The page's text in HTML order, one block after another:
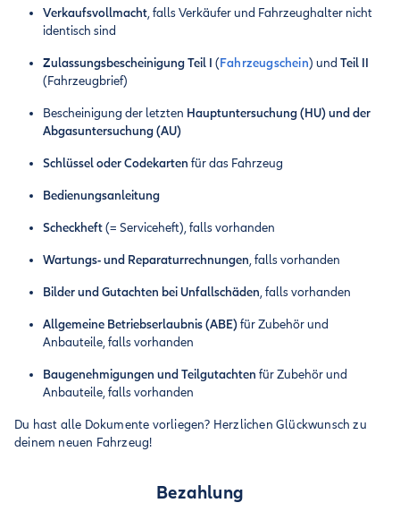
Verkaufsvollmacht, falls Verkäufer und Fahrzeughalter nicht
identisch sind
Zulassungsbescheinigung Teil I (Fahrzeugschein) und Teil II
(Fahrzeugbrief)
Bescheinigung der letzten Hauptuntersuchung (HU) und der
Abgasuntersuchung (AU)
Schlüssel oder Codekarten für das Fahrzeug
Bedienungsanleitung
Scheckheft(= Serviceheft), falls vorhanden
Wartungs- und Reparaturrechnungen, falls vorhanden
Bilder und Gutachten bei Unfallschäden, falls vorhanden
Allgemeine Betriebserlaubnis (ABE)für Zubehör und
Anbauteile, falls vorhanden
Baugenehmigungen und Teilgutachten für Zubehör und
Anbauteile, falls vorhanden
Du hast alle Dokumente vorliegen? Herzlichen Glückwunsch zu
deinem neuen Fahrzeug!
Bezahlung